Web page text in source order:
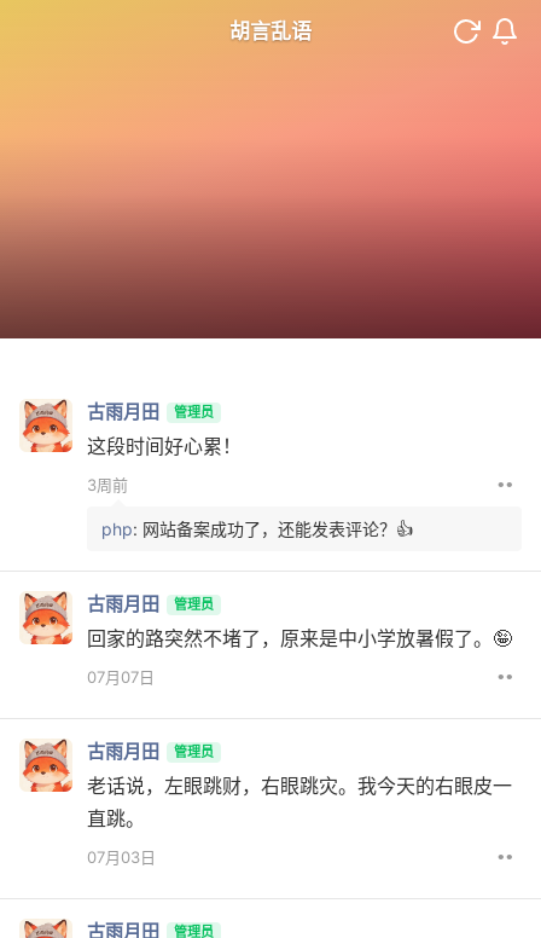
胡言乱语
古雨月田 管理员
这段时间好心累！
3周前 ••
php: 网站备案成功了，还能发表评论？👍
古雨月田 管理员
回家的路突然不堵了，原来是中小学放暑假了。🤪
07月07日 ••
古雨月田 管理员
老话说，左眼跳财，右眼跳灾。我今天的右眼皮一
直跳。
07月03日 ••
古雨月田 管理员